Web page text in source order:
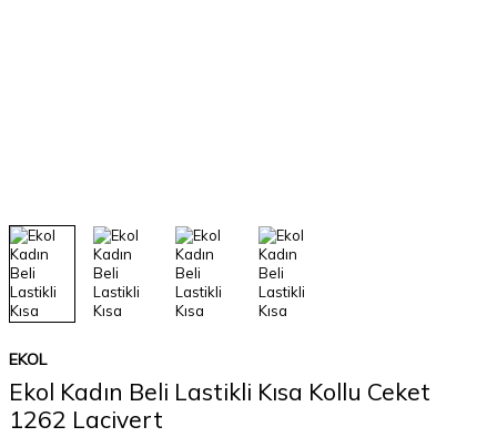
EKOL
Ekol Kadın Beli Lastikli Kısa Kollu Ceket
1262 Lacivert